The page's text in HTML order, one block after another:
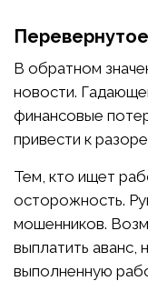
В обратном
новости.
финансовые
привести к
Тем, кто ищет
осторожность.
мошенников.
выплатить аванс,
выполненную